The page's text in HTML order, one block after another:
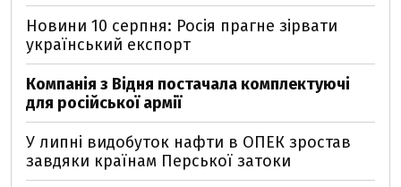
Новини 10 серпня: Росія прагне зірвати
український експорт
Компанія з Відня постачала комплектуючі
для російської армії
У липні видобуток нафти в ОПЕК зростав
завдяки країнам Перської затоки